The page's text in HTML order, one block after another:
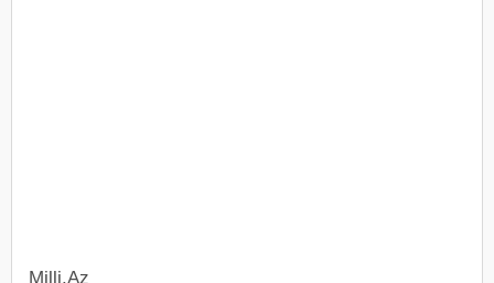
Milli.Az